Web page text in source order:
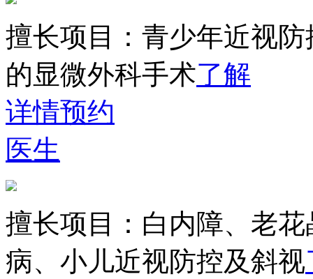
擅长项目： 青少年近视
的显微外科手术了解
详情预约
医生
擅长项目： 白内障、老
病、小儿近视防控及斜视